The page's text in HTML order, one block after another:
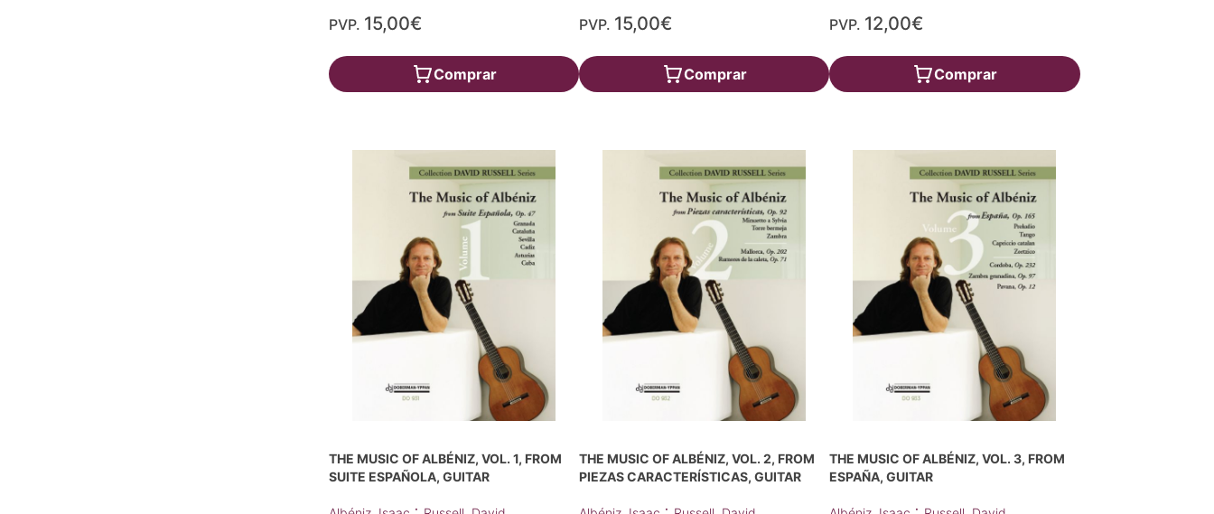
PVP. 15,00€
Comprar
PVP. 15,00€
Comprar
PVP. 12,00€
Comprar
THE MUSIC OF ALBÉNIZ, VOL. 1, FROM
SUITE ESPAÑOLA, GUITAR
THE MUSIC OF ALBÉNIZ, VOL. 2, FROM
PIEZAS CARACTERÍSTICAS, GUITAR
THE MUSIC OF ALBÉNIZ, VOL. 3, FROM
ESPAÑA, GUITAR